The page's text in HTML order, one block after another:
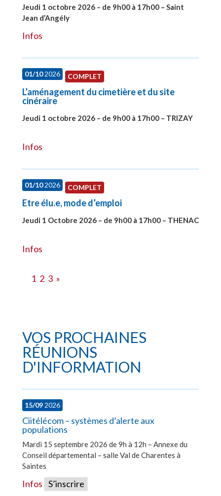
Jeudi 1 octobre 2026 – de 9h00 à 17h00 – Saint
Jean d’Angély
Infos
01/102026 COMPLET
L’aménagement du cimetière et du site
cinéraire
Jeudi 1 octobre 2026 – de 9h00 à 17h00 – TRIZAY
Infos
01/102026 COMPLET
Etre élu.e, mode d’emploi
Jeudi 1 Octobre 2026 – de 9h00 à 17h00 – THENAC
Infos
1 2 3 »
VOS PROCHAINES
RÉUNIONS
D'INFORMATION
15/092026
Ciitélécom – systèmes d’alerte aux
populations
Mardi 15 septembre 2026 de 9h à 12h – Annexe du
Conseil départemental – salle Val de Charentes à
Saintes
Infos S’inscrire